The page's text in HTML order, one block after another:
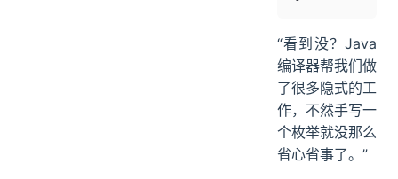
“看到没？Java
编译器帮我们做
了很多隐式的工
作，不然手写一
个枚举就没那么
省心省事了。”